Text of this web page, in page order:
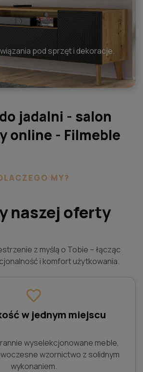
pod sprzęt i dekoracje.
jadalni - salon
online - Filmeble
MY?
naszej oferty
z myślą o Tobie – łącząc
i komfort użytkowania.
favorite
w jednym miejscu
wyselekcjonowane meble,
wzornictwo z solidnym
wykonaniem.